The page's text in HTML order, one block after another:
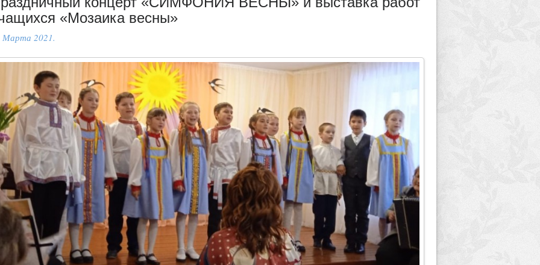
«Мозаика весны»
Марта 2021.